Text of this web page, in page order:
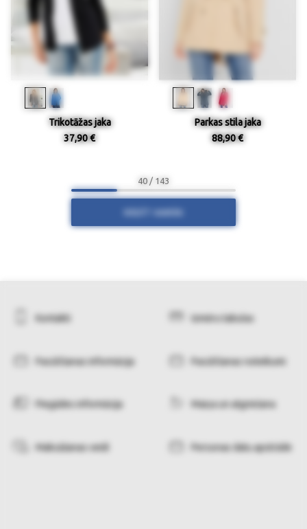
Trikotāžas jaka
37,90 €
Parkas stila jaka
88,90 €
40 / 143
Kontakti Izmēru tabulas
Pasūtīšanas informācija Pasūtīšanas noteikumi
Piegādes informācija Maiņa un atgriešana
Maksāšanas veidi Personas datu apstrāde